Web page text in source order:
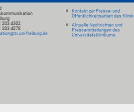
203 4302
203 4278
freiburg.de
Kontakt zur Presse- und
Öffentlichkeitsarbeit des
Aktuelle Nachrichten und
Pressemitteilungen des
Universitätsklinikums